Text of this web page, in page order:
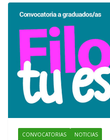
o
o
k
CONVOCATORIAS NOTICIAS